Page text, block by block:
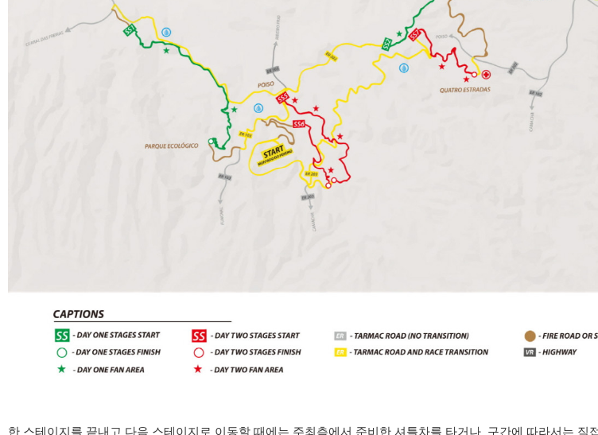
한 스테이지를 끝내고 다음 스테이지로 이동할 때에는 주최측에서 준비한 셔틀차를 타거나 구간에 따라서는 직